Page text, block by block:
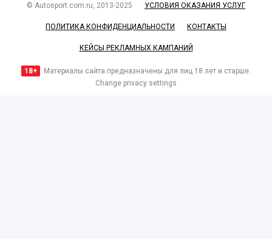
© Autosport.com.ru, 2013-2025 УСЛОВИЯ ОКАЗАНИЯ УСЛУГ
ПОЛИТИКА КОНФИДЕНЦИАЛЬНОСТИ КОНТАКТЫ
КЕЙСЫ РЕКЛАМНЫХ КАМПАНИЙ
18+
Материалы сайта предназначены для лиц 18 лет и старше.
Change privacy settings